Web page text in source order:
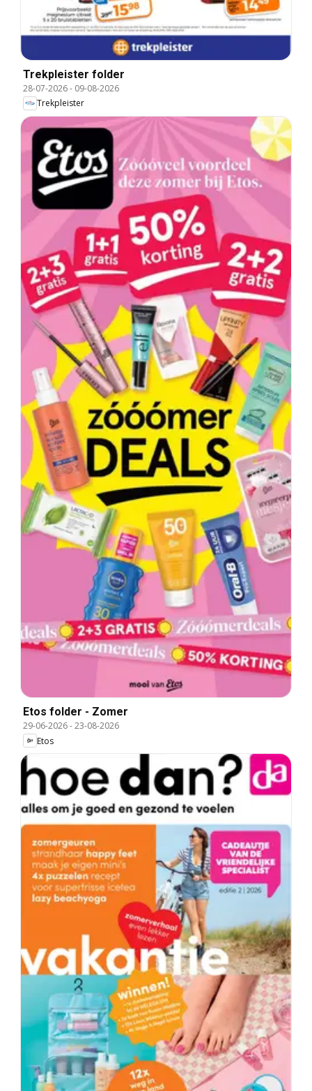
Trekpleister folder
28-07-2026- 09-08-2026
Trekpleister
Etos folder - Zomer
29-06-2026-23-08-2026
Etos